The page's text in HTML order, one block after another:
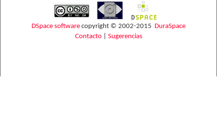
DSpace software copyright © 2002-2015 DuraSpace
Contacto| Sugerencias